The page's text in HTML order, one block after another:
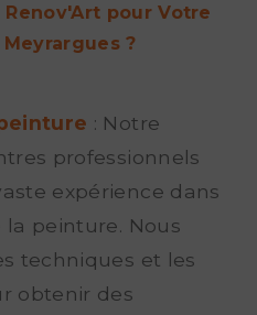
pour Votre
?
: Notre
professionnels
expérience dans
peinture. Nous
techniques et les
obtenir des